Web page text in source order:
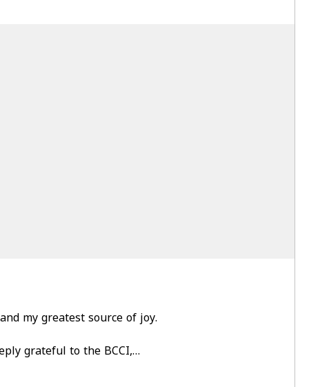
my greatest source of joy.
grateful to the BCCI,…